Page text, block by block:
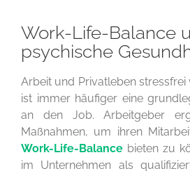
Work-Life-Balance
psychische
Arbeit und Privatleben stressfrei
ist immer häufiger eine
an den Job. Arbeitgeber
Maßnahmen, um ihren
Work-Life-Balance bieten zu
im Unternehmen als